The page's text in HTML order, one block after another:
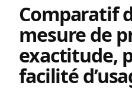
Comparatif
mesure de
exactitude,
facilité